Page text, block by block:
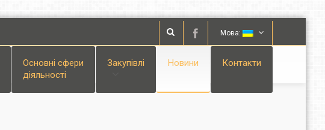
Мова:
Основні сфери
діяльності
Закупівлі Новини Контакти